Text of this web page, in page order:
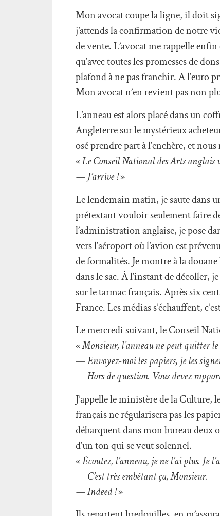
Mon avocat coupe la ligne, il doit
j’attends la confirmation de notre
de vente. L’avocat me rappelle
qu’avec toutes les promesses de
plafond à ne pas franchir. A l’euro
Mon avocat n’en revient pas non
L’anneau est alors placé dans un
Angleterre sur le mystérieux
osé prendre part à l’enchère, et
«Le Conseil National des Arts
— J’arrive !»
Le lendemain matin, je saute dans
prétextant vouloir seulement faire
l’administration anglaise, je pose
vers l’aéroport où l’avion est
de formalités. Je montre à la
dans le sac. À l’instant de décoller,
sur le tarmac français. Après six
France. Les médias s’échauffent,
Le mercredi suivant, le Conseil
«Monsieur, l’anneau ne peut quitter
—Envoyez-moi les papiers, je les
— Hors de question. Vous devez
J’appelle le ministère de la
français ne régularisera pas les
débarquent dans mon bureau deux
d’un ton qui se veut solennel.
«Écoutez, l’anneau, je ne l’ai plus. Je
— C’est très embêtant ça, Monsieur.
— Indeed !»